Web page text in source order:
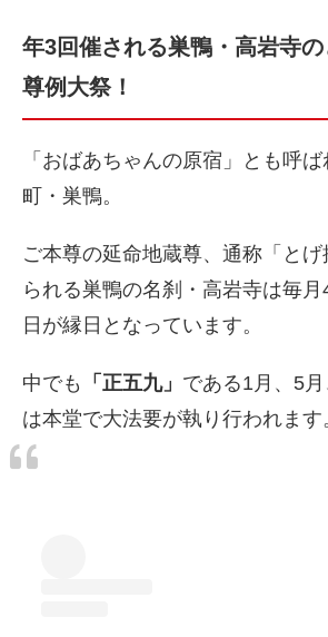
年3回催される巣鴨・高岩寺
尊例大祭！
「おばあちゃんの原宿」とも呼
町・巣鴨。
ご本尊の延命地蔵尊、通称「と
られる巣鴨の名刹・高岩寺は毎
日が縁日となっています。
中でも 「正五九」 である1月、5
は本堂で大法要が執り行われます